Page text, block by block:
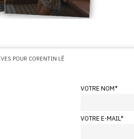
POUR CORENTIN LÊ
VOTRE NOM*
VOTRE E-MAIL*